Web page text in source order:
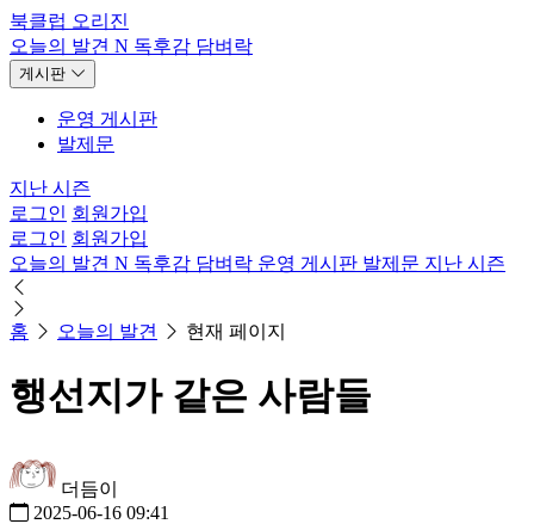
북클럽 오리진
오늘의 발견 N 독후감 담벼락
게시판
운영 게시판
발제문
지난 시즌
로그인 회원가입
로그인 회원가입
오늘의 발견 N 독후감 담벼락 운영 게시판 발제문 지난 시즌
홈 오늘의 발견 현재 페이지
행선지가 같은 사람들
더듬이
2025-06-16 09:41